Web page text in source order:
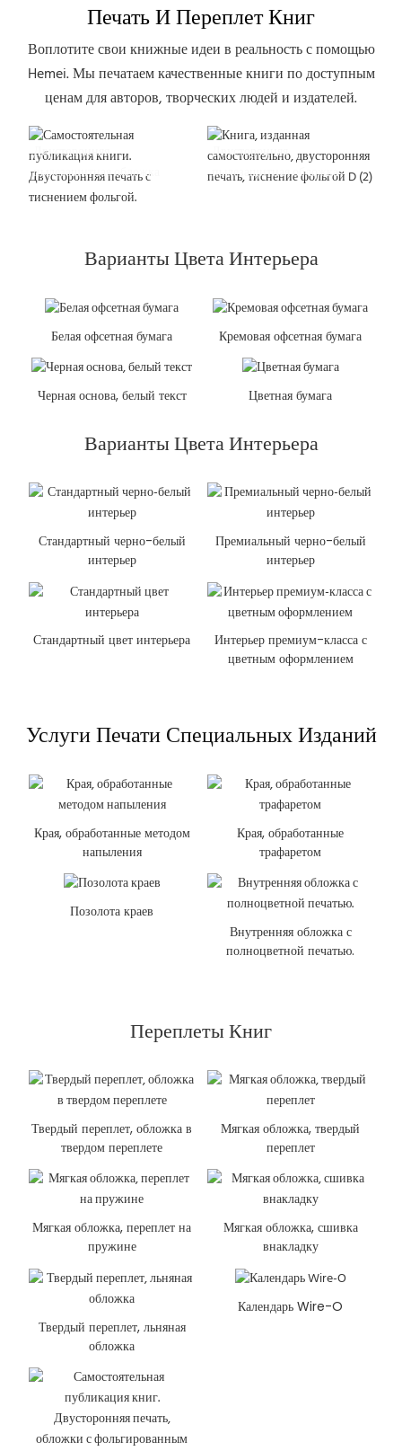
Печать И Переплет Книг
Воплотите свои книжные идеи в реальность с помощью
Hemei. Мы печатаем качественные книги по доступным
ценам для авторов, творческих людей и издателей.
Двусторонняя
пылезащитная обложка
Двусторонняя
пылезащитная обложка
Варианты Цвета Интерьера
Белая офсетная бумага Кремовая офсетная бумага
Черная основа, белый текст Цветная бумага
Варианты Цвета Интерьера
Стандартный черно-белый
интерьер
Премиальный черно-белый
интерьер
Стандартный цвет интерьера
Интерьер премиум-класса с
цветным оформлением
Услуги Печати Специальных Изданий
Края, обработанные методом
напыления
Края, обработанные
трафаретом
Позолота краев
Внутренняя обложка с
полноцветной печатью.
Переплеты Книг
Твердый переплет, обложка в
твердом переплете
Мягкая обложка, твердый
переплет
Мягкая обложка, переплет на
пружине
Мягкая обложка, сшивка
внакладку
Твердый переплет, льняная
обложка
Календарь Wire-O